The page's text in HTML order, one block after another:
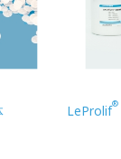
LeProlif®